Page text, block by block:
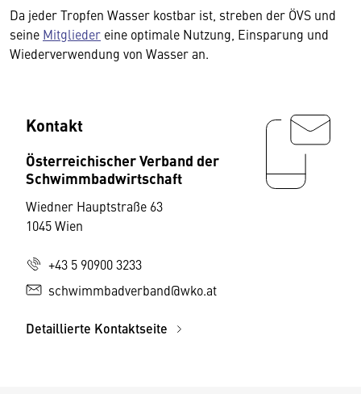
Da jeder Tropfen Wasser kostbar ist, streben der ÖVS und
seine Mitglieder eine optimale Nutzung, Einsparung und
Wiederverwendung von Wasser an.
Kontakt
Österreichischer Verband der
Schwimmbadwirtschaft
Wiedner Hauptstraße 63
1045 Wien
+43 5 90900 3233
schwimmbadverband@wko.at
Detaillierte Kontaktseite